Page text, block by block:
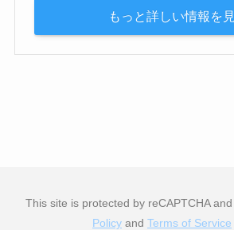
もっと詳しい情報を
This site is protected by reCAPTCHA
Policy and Terms of Service